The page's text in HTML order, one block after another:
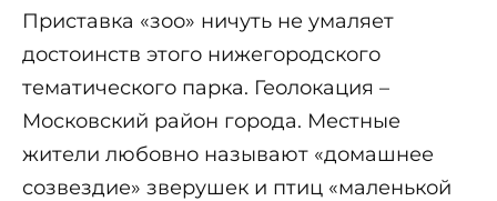
Приставка «зоо» ничуть не умаляет
достоинств этого нижегородского
тематического парка. Геолокация –
Московский район города. Местные
жители любовно называют «домашнее
созвездие» зверушек и птиц «маленькой